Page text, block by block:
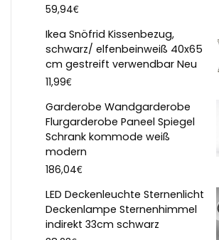
59,94€
Ikea Snöfrid Kissenbezug,
schwarz/ elfenbeinweiß 40x65
cm gestreift verwendbar Neu
11,99€
Garderobe Wandgarderobe
Flurgarderobe Paneel Spiegel
Schrank kommode weiß
modern
186,04€
LED Deckenleuchte Sternenlicht
Deckenlampe Sternenhimmel
indirekt 33cm schwarz